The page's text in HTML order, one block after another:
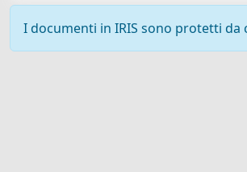
I documenti in IRIS sono protetti